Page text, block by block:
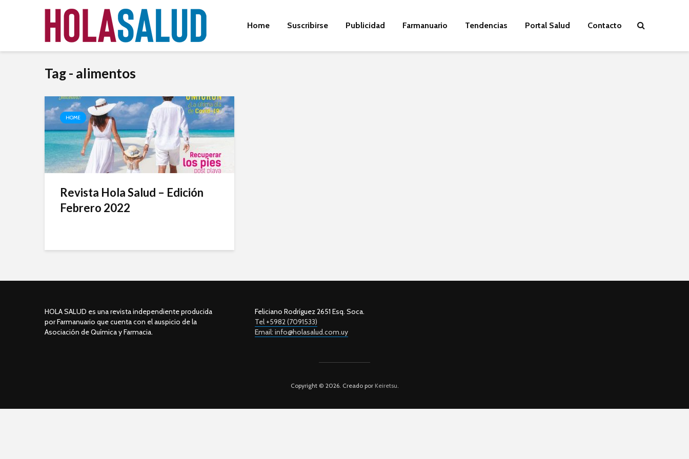
Home Suscribirse Publicidad Farmanuario Tendencias Portal Salud Contacto
Tag - alimentos
HOME
Revista Hola Salud – Edición
Febrero 2022
HOLA SALUD es una revista independiente producida
por Farmanuario que cuenta con el auspicio de la
Asociación de Química y Farmacia.
Feliciano Rodríguez 2651 Esq. Soca.
Tel +5982 (7091533)
Email: info@holasalud.com.uy
Copyright © 2026. Creado porKeiretsu.